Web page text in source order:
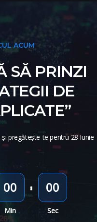
ACUM
SĂ PRINZI
DE
și pregătește-te pentru 28 Iunie
00
Min
00
Sec